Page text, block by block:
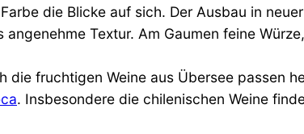
die Blicke auf sich. Der Ausbau in
Textur. Am Gaumen feine
fruchtigen Weine aus Übersee passen
. Insbesondere die chilenischen Weine